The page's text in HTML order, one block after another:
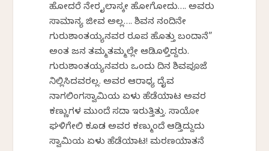
ಹೋದರೆ ನೇರ ಕೈಲಾಸಕ್ಕೇ ಹೋಗೋದು…. ಅವರು
ಸಾಮಾನ್ಯ ಜೀವ ಅಲ್ಲ…. ಶಿವನ ನಂದಿನೇ
ಗುರುಶಾಂತಯ್ಯನವರ ರೂಪ ಹೊತ್ತು ಬಂದಾನೆ”
ಅಂತ ಜನ ತಮ್ಮತಮ್ಮಲ್ಲೇ ಆಡಿಕೊಳ್ತಿದ್ದರು.
ಗುರುಶಾಂತಯ್ಯನವರು ಒಂದು ದಿನ ಶಿವಪೂಜೆ
ನಿಲ್ಲಿಸಿದವರಲ್ಲ. ಅವರ ಆರಾಧ್ಯ ದೈವ
ನಾಗಲಿಂಗಸ್ವಾಮಿಯ ಏಳು ಹೆಡೆಯಾಟ ಅವರ
ಕಣ್ಣುಗಳ ಮುಂದೆ ಸದಾ ಇರುತ್ತಿತ್ತು. ಸಾಯೋ
ಘಳಿಗೇಲಿ ಕೂಡ ಅವರ ಕಣ್ಮುಂದೆ ಆಡ್ತಿದ್ದುದು
ಸ್ವಾಮಿಯ ಏಳು ಹೆಡೆಯಾಟ! ಮರಣಯಾತನೆ